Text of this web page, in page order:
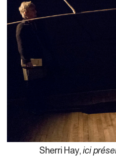
Sherri Hay,ici